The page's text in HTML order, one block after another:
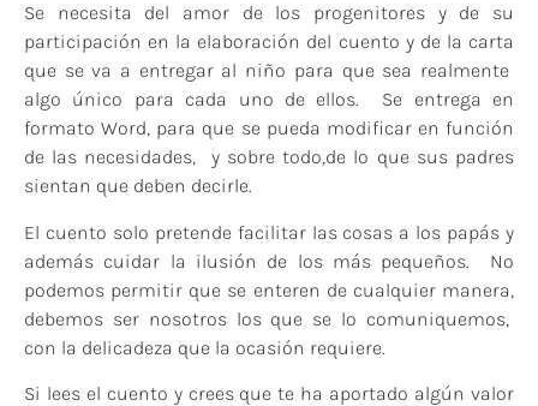
Se necesita del amor de los progenitores y de su
participación en la elaboración del cuento y de la carta
que se va a entregar al niño para que sea realmente
algo único para cada uno de ellos. Se entrega en
formato Word, para que se pueda modificar en función
de las necesidades, y sobre todo,de lo que sus padres
sientan que deben decirle.
El cuento solo pretende facilitar las cosas a los papás y
además cuidar la ilusión de los más pequeños. No
podemos permitir que se enteren de cualquier manera,
debemos ser nosotros los que se lo comuniquemos,
con la delicadeza que la ocasión requiere.
Si lees el cuento y crees que te ha aportado algún valor